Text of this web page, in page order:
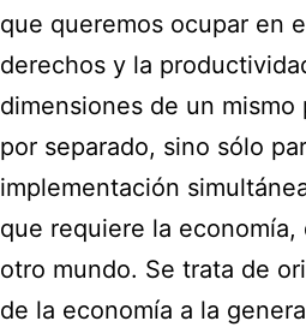
que queremos ocupar en
derechos y la
dimensiones de un
por separado, sino sólo
implementación
que requiere la
otro mundo. Se trata de
de la economía a la